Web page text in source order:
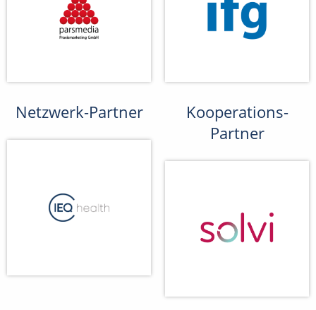
Netzwerk-Partner
Kooperations-
Partner